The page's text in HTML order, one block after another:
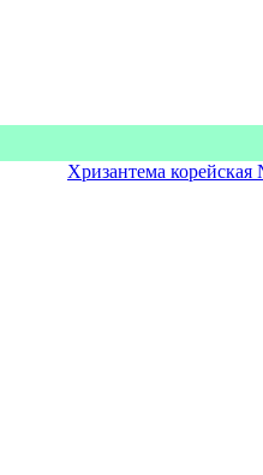
Хризантема